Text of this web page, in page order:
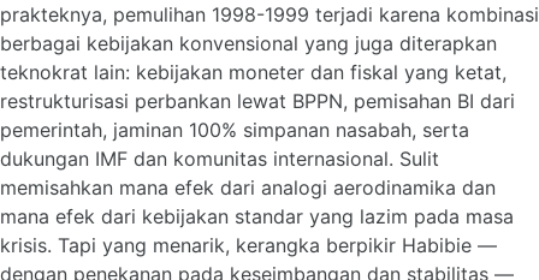
prakteknya, pemulihan 1998-1999 terjadi karena kombinasi
berbagai kebijakan konvensional yang juga diterapkan
teknokrat lain: kebijakan moneter dan fiskal yang ketat,
restrukturisasi perbankan lewat BPPN, pemisahan BI dari
pemerintah, jaminan 100% simpanan nasabah, serta
dukungan IMF dan komunitas internasional. Sulit
memisahkan mana efek dari analogi aerodinamika dan
mana efek dari kebijakan standar yang lazim pada masa
krisis. Tapi yang menarik, kerangka berpikir Habibie —
dengan penekanan pada keseimbangan dan stabilitas —